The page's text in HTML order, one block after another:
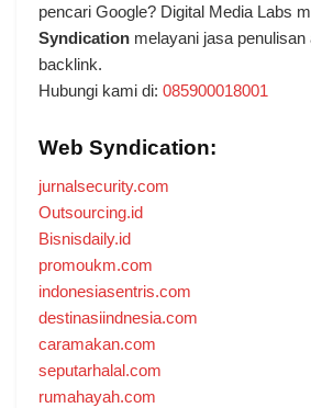
pencari Google? Digital Media Labs
Syndication melayani jasa
backlink.
Hubungi kami di: 085900018001
Web Syndication:
jurnalsecurity.com
Outsourcing.id
Bisnisdaily.id
promoukm.com
indonesiasentris.com
destinasiindnesia.com
caramakan.com
seputarhalal.com
rumahayah.com